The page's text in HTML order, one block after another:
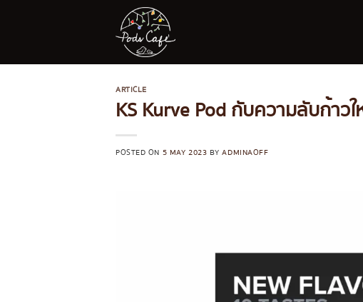
ARTICLE
KS Kurve Pod กับความลับก้าวใ
POSTED ON 5 MAY 2023 BYADMINAOFF